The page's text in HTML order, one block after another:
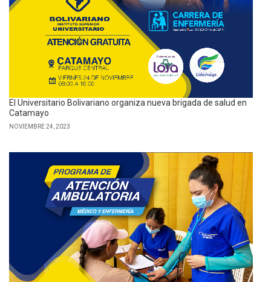
El Universitario Bolivariano organiza nueva brigada de salud en
Catamayo
NOVIEMBRE 24, 2023